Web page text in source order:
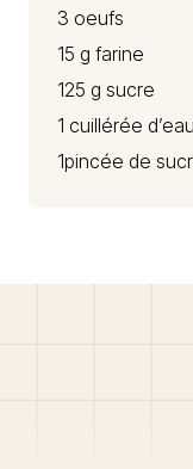
3 oeufs
15 g farine
125 g sucre
1 cuillérée
1pincée de